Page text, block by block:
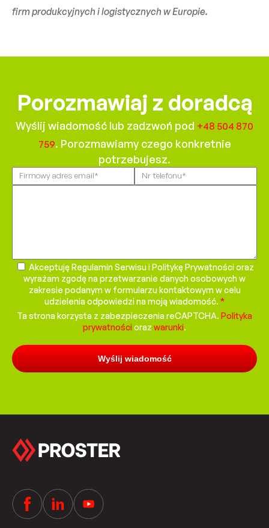
firm produkcyjnych i logistycznych w Europie.
Porozmawiaj z doradcą
Wyślij wiadomość lub zadzwoń pod +48 504 870
759. Porozmawiamy czego konkretnie
potrzebujesz.
Please
leave
Akceptuję Regulamin Serwisu i Politykę Prywatności oraz
wyrażam zgodę na przetwarzanie danych osobowych w
zakresie podanym w formularzu kontaktowym w celu
udzielenia odpowiedzi na moją wiadomość. *
Ta strona korzysta z zabezpieczenia reCAPTCHA. Polityka
prywatnościoraz warunki.